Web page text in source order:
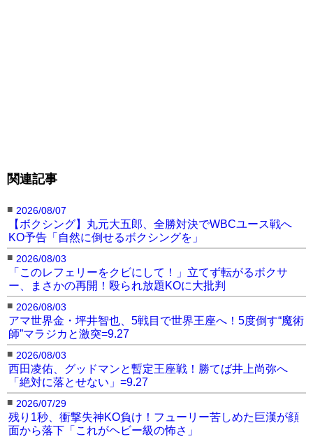
関連記事
■ 2026/08/07
【ボクシング】丸元大五郎、全勝対決でWBCユース戦へ
KO予告「自然に倒せるボクシングを」
■ 2026/08/03
「このレフェリーをクビにして！」立てず転がるボクサ
ー、まさかの再開！殴られ放題KOに大批判
■ 2026/08/03
アマ世界金・坪井智也、5戦目で世界王座へ！5度倒す“魔術
師”マラジカと激突=9.27
■ 2026/08/03
西田凌佑、グッドマンと暫定王座戦！勝てば井上尚弥へ
「絶対に落とせない」=9.27
■ 2026/07/29
残り1秒、衝撃失神KO負け！フューリー苦しめた巨漢が顔
面から落下「これがヘビー級の怖さ」